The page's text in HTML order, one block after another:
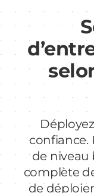
confiance.
de niveau
complète
de